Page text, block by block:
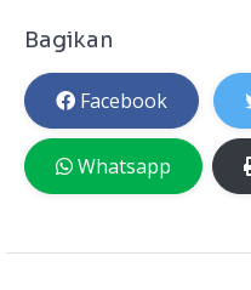
Bagikan
Facebook
Whatsapp